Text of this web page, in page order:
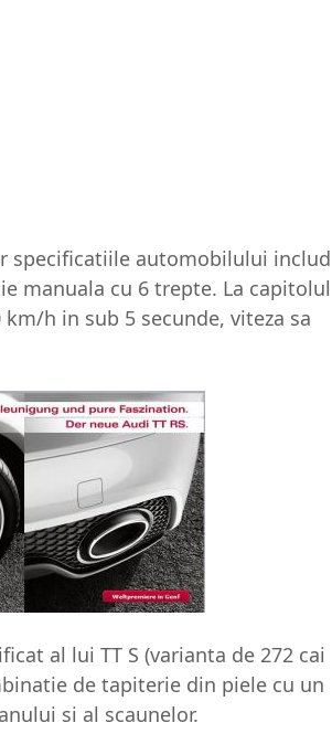
specificatiile automobilului includ
manuala cu 6 trepte. La capitolul
h in sub 5 secunde, viteza sa
al lui TT S (varianta de 272 cai
de tapiterie din piele cu un
si al scaunelor.